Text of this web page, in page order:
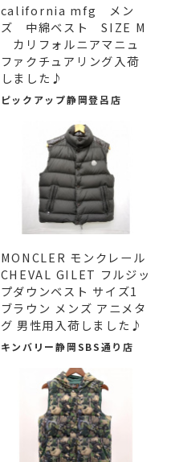
california mfg メン
ズ 中綿ベスト SIZE M
カリフォルニアマニュ
ファクチュアリング入荷
しました♪
ピックアップ静岡登呂店
MONCLER モンクレール
CHEVAL GILET フルジッ
プダウンベスト サイズ1
ブラウン メンズ アニメタ
グ 男性用入荷しました♪
キンバリー静岡SBS通り店